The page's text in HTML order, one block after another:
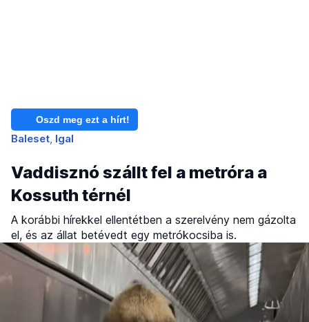
Oszd meg ezt a hírt!
Baleset Igal
Vaddisznó szállt fel a metróra a
Kossuth térnél
A korábbi hírekkel ellentétben a szerelvény nem gázolta
el, és az állat betévedt egy metrókocsiba is.